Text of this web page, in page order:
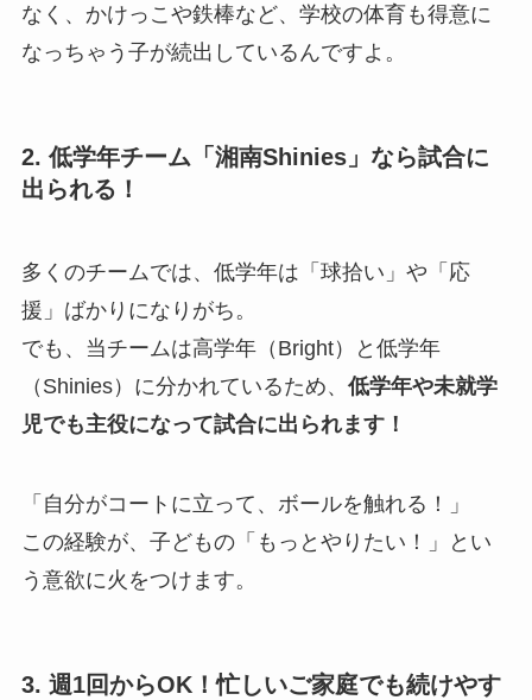
なく、かけっこや鉄棒など、学校の体育も得意に
なっちゃう子が続出しているんですよ。
2. 低学年チーム「湘南Shinies」なら試合に
出られる！
多くのチームでは、低学年は「球拾い」や「応
援」ばかりになりがち。
でも、当チームは高学年（Bright）と低学年
（Shinies）に分かれているため、 低学年や未就学
児でも主役になって試合に出られます！
「自分がコートに立って、ボールを触れる！」
この経験が、子どもの「もっとやりたい！」とい
う意欲に火をつけます。
3. 週1回からOK！忙しいご家庭でも続けやす